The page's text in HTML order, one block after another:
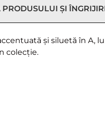
ȘI
și siluetă în
colecție.